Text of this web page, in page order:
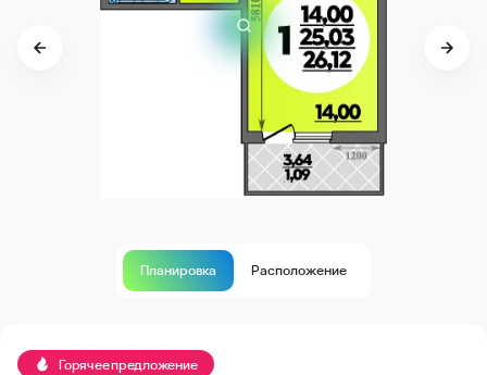
Планировка Расположение
Горячее предложение